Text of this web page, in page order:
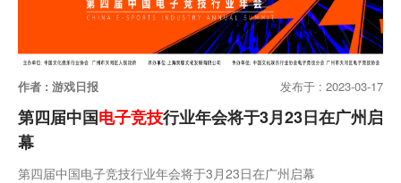
作者 : 游戏日报 发布于 : 2023-03-17
第四届中国电子竞技行业年会将于3月23日在广州启
幕
第四届中国电子竞技行业年会将于3月23日在广州启幕